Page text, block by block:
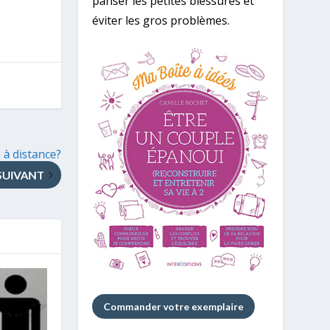
distance?
éviter les gros problèmes.
Commander votre exemplaire